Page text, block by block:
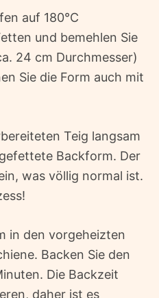
auf 180°C
und bemehlen Sie
24 cm Durchmesser)
Sie die Form auch mit
Teig langsam
Backform. Der
was völlig normal ist.
in den vorgeheizten
Backen Sie den
Die Backzeit
daher ist es